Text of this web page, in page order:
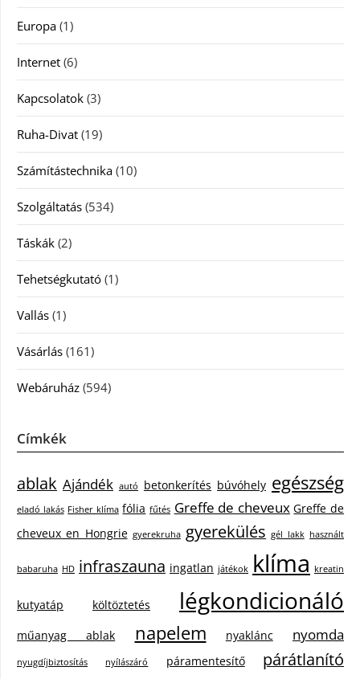
Europa (1)
Internet (6)
Kapcsolatok (3)
Ruha-Divat (19)
Számítástechnika (10)
Szolgáltatás (534)
Táskák (2)
Tehetségkutató (1)
Vallás (1)
Vásárlás (161)
Webáruház (594)
Címkék
ablak Ajándék autó betonkerítés búvóhely egészség
eladó lakás Fisher klíma fólia fűtés Greffe de cheveux Greffe de
cheveux en Hongrie gyerekruha gyerekülés gél lakk használt
babaruha HD infraszauna ingatlan játékok klíma kreatin
kutyatáp költöztetés légkondicionáló
műanyag ablak napelem nyaklánc nyomda
nyugdíjbiztosítás nyílászáró páramentesítő párátlanító